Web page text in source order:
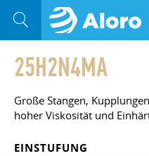
25H2N4MA
Große Stangen,
hoher Viskosität und
EINSTUFUNG